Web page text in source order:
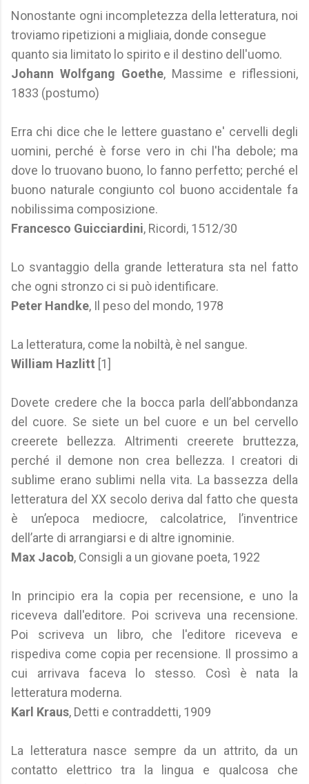
Nonostante ogni incompletezza della letteratura, noi
troviamo ripetizioni a migliaia, donde consegue
quanto sia limitato lo spirito e il destino dell'uomo.
Johann Wolfgang Goethe, Massime e riflessioni,
1833 (postumo)
Erra chi dice che le lettere guastano e' cervelli degli
uomini, perché è forse vero in chi l'ha debole; ma
dove lo truovano buono, lo fanno perfetto; perché el
buono naturale congiunto col buono accidentale fa
nobilissima composizione.
Francesco Guicciardini, Ricordi, 1512/30
Lo svantaggio della grande letteratura sta nel fatto
che ogni stronzo ci si può identificare.
Peter Handke, Il peso del mondo, 1978
La letteratura, come la nobiltà, è nel sangue.
William Hazlitt [1]
Dovete credere che la bocca parla dell’abbondanza
del cuore. Se siete un bel cuore e un bel cervello
creerete bellezza. Altrimenti creerete bruttezza,
perché il demone non crea bellezza. I creatori di
sublime erano sublimi nella vita. La bassezza della
letteratura del XX secolo deriva dal fatto che questa
è un’epoca mediocre, calcolatrice, l’inventrice
dell’arte di arrangiarsi e di altre ignominie.
Max Jacob, Consigli a un giovane poeta, 1922
In principio era la copia per recensione, e uno la
riceveva dall'editore. Poi scriveva una recensione.
Poi scriveva un libro, che l'editore riceveva e
rispediva come copia per recensione. Il prossimo a
cui arrivava faceva lo stesso. Così è nata la
letteratura moderna.
Karl Kraus, Detti e contraddetti, 1909
La letteratura nasce sempre da un attrito, da un
contatto elettrico tra la lingua e qualcosa che